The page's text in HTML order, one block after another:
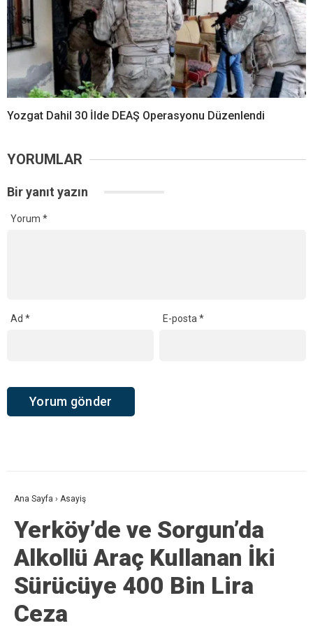
Yozgat Dahil 30 İlde DEAŞ Operasyonu Düzenlendi
YORUMLAR
Bir yanıt yazın
Yorum *
Ad * E-posta*
Ana Sayfa › Asayiş
Yerköy’de ve Sorgun’da
Alkollü Araç Kullanan İki
Sürücüye 400 Bin Lira
Ceza